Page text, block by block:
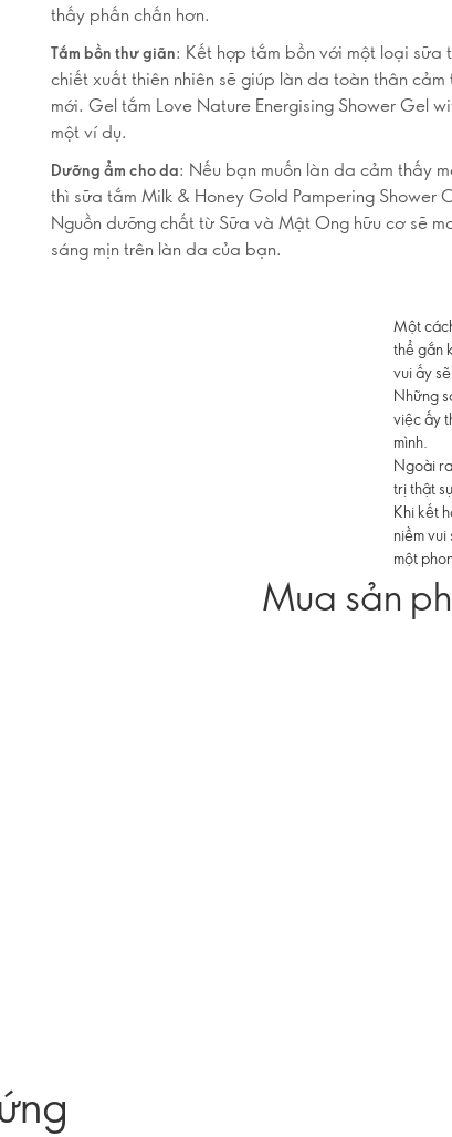
thấy phấn chấn hơn.
Tắm bồn thư giãn: Kết hợp tắm bồn với một loại
chiết xuất thiên nhiên sẽ giúp làn da toàn thân
mới. Gel tắm Love Nature Energising Shower Gel
một ví dụ.
Dưỡng ẩm cho da: Nếu bạn muốn làn da cảm thấy
thì sữa tắm Milk & Honey Gold Pampering Shower
Nguồn dưỡng chất từ Sữa và Mật Ong hữu cơ sẽ
sáng mịn trên làn da của bạn.
Một
thể gắn
vui ấy
Những
việc ấy
mình.
Ngoài
trị thật
Khi kết
niềm
một
Mua sản